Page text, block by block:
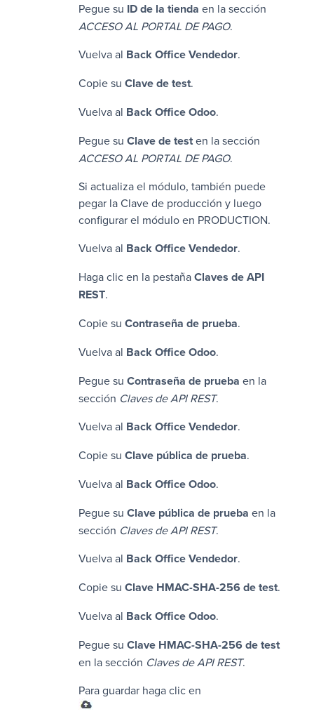
Pegue su ID de la tienda en la sección
ACCESO AL PORTAL DE PAGO.
Vuelva al Back Office Vendedor.
Copie su Clave de test.
Vuelva al Back OfficeOdoo.
Pegue su Clave de testen la sección
ACCESO AL PORTAL DE PAGO.
Si actualiza el módulo, también puede
pegar laClave de producción y luego
configurar el módulo en PRODUCTION.
Vuelva al Back Office Vendedor.
Haga clic en la pestañaClaves de API
REST.
Copie su Contraseña de prueba.
Vuelva al Back OfficeOdoo.
Pegue su Contraseña de prueba en la
sección Claves de API REST.
Vuelva al Back Office Vendedor.
Copie su Clave pública de prueba.
Vuelva al Back OfficeOdoo.
Pegue su Clave pública de prueba en la
sección Claves de API REST.
Vuelva al Back Office Vendedor.
Copie su Clave HMAC-SHA-256 de test.
Vuelva al Back OfficeOdoo.
Pegue su Clave HMAC-SHA-256 de test
en la sección Claves de API REST.
Para guardar haga clic en